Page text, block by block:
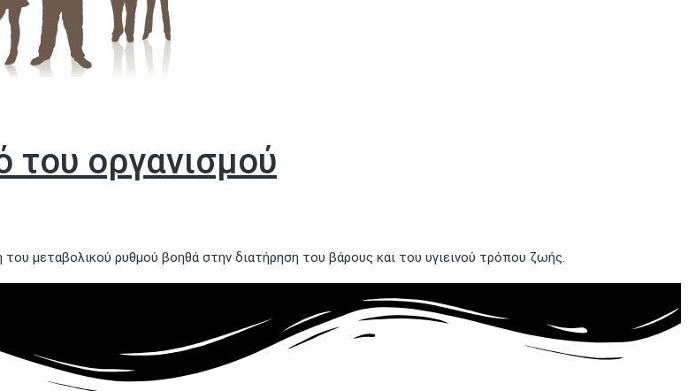
οργανισμού
μεταβολικού ρυθμού βοηθά στην διατήρηση του βάρους και του υγιεινού τρόπου ζωής.